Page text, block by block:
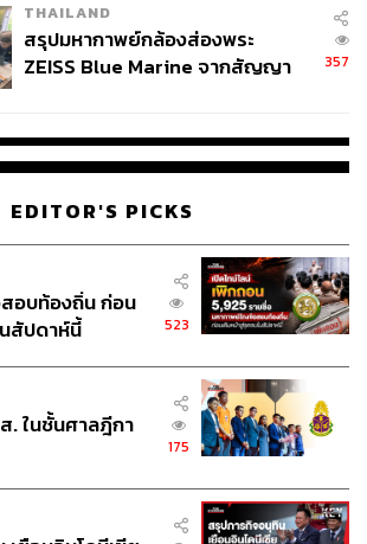
THAILAND
สรุปมหากาพย์กล้องส่องพระ
ZEISS Blue Marine จากสัญญา
จ่ายหนี้-แอบระบุแบรนด์
357
EDITOR'S PICKS
อบท้องถิ่น ก่อน
สัปดาห์นี้
523
. ในชั้นศาลฎีกา
175